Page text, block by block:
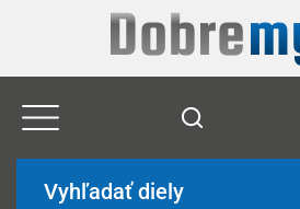
Vyhľadať diely